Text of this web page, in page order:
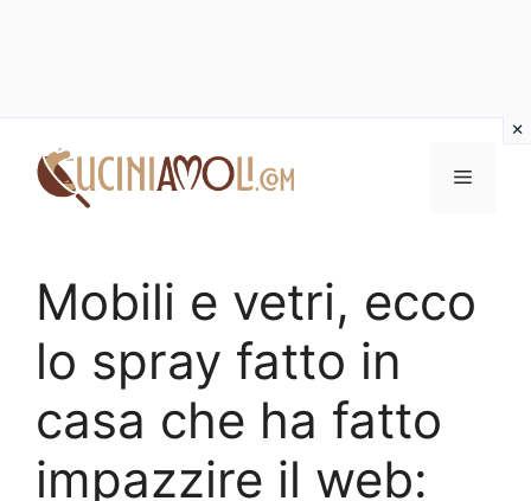
contenuto
Menu
Mobili e vetri, ecco
lo spray fatto in
casa che ha fatto
impazzire il web: